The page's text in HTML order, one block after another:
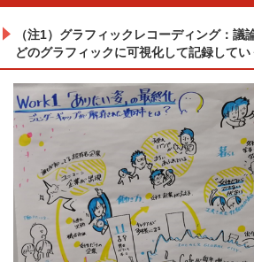
（注1）グラフィックレコーディング：議
どのグラフィックに可視化して記録してい